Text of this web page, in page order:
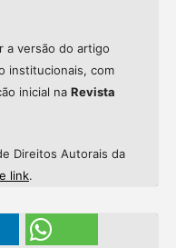
a versão do artigo
institucionais, com
inicial na Revista
Direitos Autorais da
link.